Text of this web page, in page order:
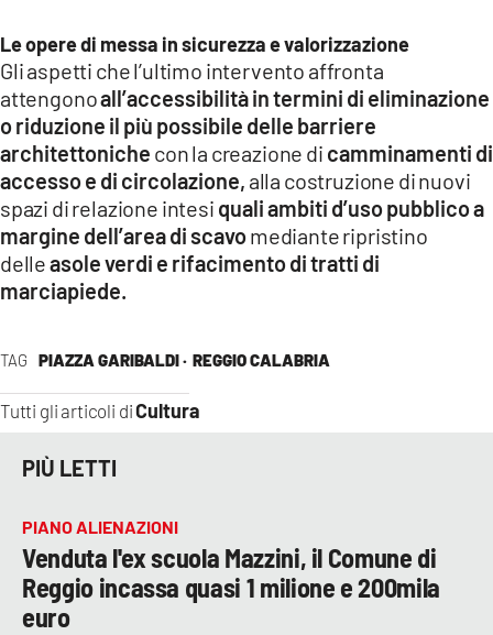
TAG PIAZZA GARIBALDI · REGGIO CALABRIA
Tutti gli articoli diCultura
Le opere di messa in sicurezza e valorizzazione
Gli aspetti che l’ultimo intervento affronta
attengonoall’accessibilità in termini di eliminazione
o riduzione il più possibile delle barriere
architettoniche con la creazione di camminamenti di
accesso e di circolazione, alla costruzione di nuovi
spazi di relazione intesi quali ambiti d’uso pubblico a
margine dell’area di scavomediante ripristino
delleasole verdi e rifacimento di tratti di
marciapiede.
PIÙ LETTI
PIANO ALIENAZIONI
Venduta l'ex scuola Mazzini, il Comune di
Reggio incassa quasi 1 milione e 200mila
euro